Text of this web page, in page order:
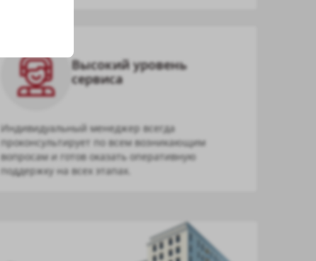
Высокий уровень
сервиса
Индивидуальный менеджер всегда
проконсультирует по всем возникающим
вопросам и готов оказать оперативную
поддержку на всех этапах.